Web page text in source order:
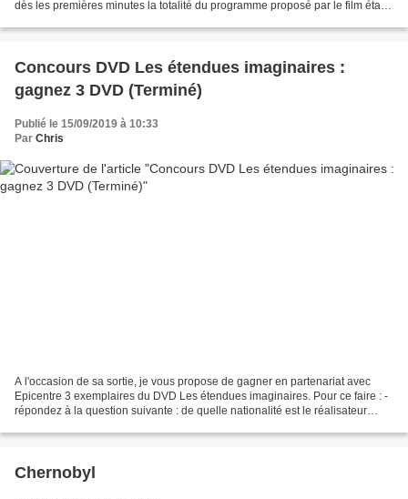
dès les premières minutes la totalité du programme proposé par le film était
Concours DVD Les étendues imaginaires :
gagnez 3 DVD (Terminé)
Publié le 15/09/2019 à 10:33
Par Chris
A l'occasion de sa sortie, je vous propose de gagner en partenariat avec
Epicentre 3 exemplaires du DVD Les étendues imaginaires. Pour ce faire : -
répondez à la question suivante : de quelle nationalité est le réalisateur
Chernobyl